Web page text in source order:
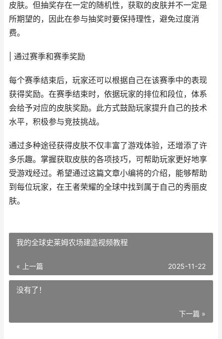
皮肤。但抽奖存在一定的随机性，获取的皮肤并不一定是
所期望的，因此在参与抽奖时要保持理性，避免过度消
费。
| 通过赛季和赛季奖励
每个赛季结束后，玩家还可以根据自己在该赛季中的表现
获得奖励。在赛季结束时，依据玩家的排位和段位，体系
会给予对应的皮肤奖励。此方式鼓励玩家提升自己的技术
水平，积极参与竞技挑战。
通过多种途径获得皮肤不仅丰富了游戏体验，还增添了许
多乐趣。掌握获取皮肤的各项技巧，可帮助玩家更好地享
受游戏经过。希望通过这篇文章小编将的介绍，能够帮助
到每位玩家，在王者荣耀的全球中找到属于自己的秀丽皮
肤。
我的全球史莱姆农场建造视频教程
« 上一篇 2025-11-22
没有了！
下一篇 »